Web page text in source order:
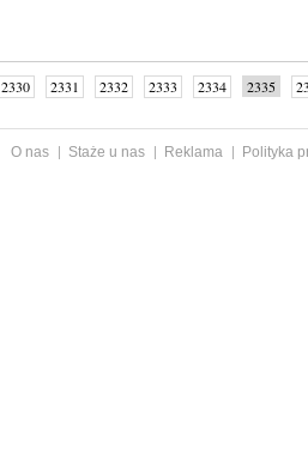
2330 2331 2332 2333 2334 2335
O nas Staże u nas Reklama
Polityka